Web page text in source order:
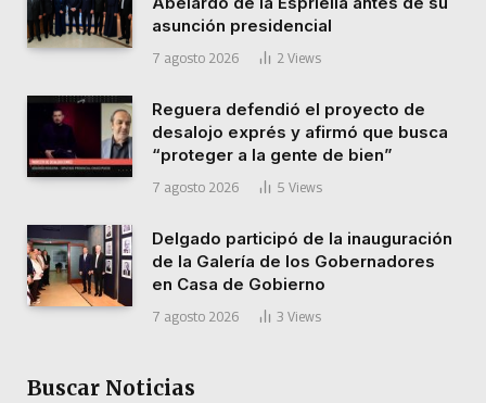
asunción presidencial
7 agosto 2026 2 Views
Reguera defendió el proyecto de
desalojo exprés y afirmó que busca
“proteger a la gente de bien”
7 agosto 2026 5 Views
Delgado participó de la inauguración
de la Galería de los Gobernadores
en Casa de Gobierno
7 agosto 2026 3 Views
Buscar Noticias